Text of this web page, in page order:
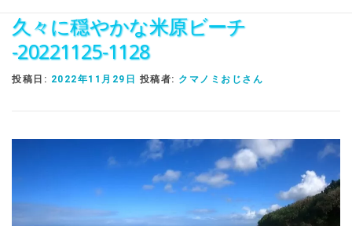
VIDEO お問い合わせ ガイド養成コース
SNORKEL BUDDY ISHIGAKI
久々に穏やかな米原ビーチ
-20221125-1128
投稿日: 2022年11月29日 投稿者: クマノミおじさん